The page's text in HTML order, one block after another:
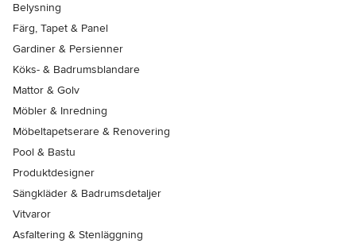
Belysning
Färg, Tapet & Panel
Gardiner & Persienner
Köks- & Badrumsblandare
Mattor & Golv
Möbler & Inredning
Möbeltapetserare & Renovering
Pool & Bastu
Produktdesigner
Sängkläder & Badrumsdetaljer
Vitvaror
Asfaltering & Stenläggning